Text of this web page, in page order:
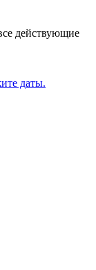
действующие
даты.